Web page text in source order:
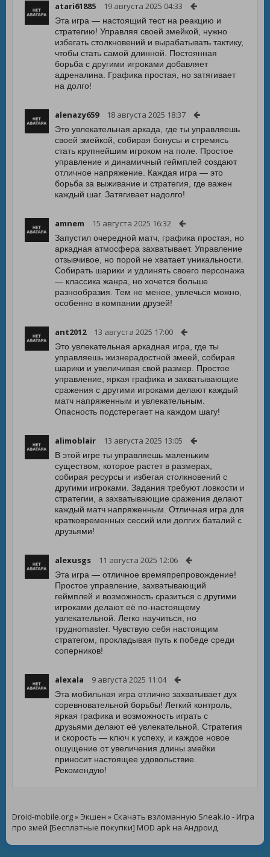
atari61885 19 августа 2025 04:33
Эта игра — настоящий тест на реакцию и
стратегию! Управляя своей змейкой, нужно
избегать столкновений и вырабатывать тактику,
чтобы стать самой длинной. Постоянная
борьба с другими игроками добавляет
адреналина. Графика простая, но затягивает
на долго!
alenazy659 18 августа 2025 18:37
Это увлекательная аркада, где ты управляешь
своей змейкой, собирая бонусы и стремясь
стать крупнейшим игроком на поле. Простое
управление и динамичный геймплей создают
отличное напряжение. Каждая игра — это
борьба за выживание и стратегия, где важен
каждый шаг. Затягивает надолго!
amnem 15 августа 2025 16:32
Запустил очередной матч, графика простая, но
аркадная атмосфера захватывает. Управление
отзывчивое, но порой не хватает уникальности.
Собирать шарики и удлинять своего персонажа
— классика жанра, но хочется больше
разнообразия. Тем не менее, увлечься можно,
особенно в компании друзей!
ant2012 13 августа 2025 17:00
Это увлекательная аркадная игра, где ты
управляешь жизнерадостной змеей, собирая
шарики и увеличивая свой размер. Простое
управление, яркая графика и захватывающие
сражения с другими игроками делают каждый
матч напряженным и увлекательным.
Опасность подстерегает на каждом шагу!
alimoblair 13 августа 2025 13:05
В этой игре ты управляешь маленьким
существом, которое растет в размерах,
собирая ресурсы и избегая столкновений с
другими игроками. Задания требуют ловкости и
стратегии, а захватывающие сражения делают
каждый матч напряженным. Отличная игра для
кратковременных сессий или долгих баталий с
друзьями!
alexusgs 11 августа 2025 12:06
Эта игра — отличное времяпрепровождение!
Простое управление, захватывающий
геймплей и возможность сразиться с другими
игроками делают её по-настоящему
увлекательной. Легко научиться, но
трудноmaster. Чувствую себя настоящим
стратегом, прокладывая путь к победе среди
соперников!
alexala 9 августа 2025 11:04
Эта мобильная игра отлично захватывает дух
соревновательной борьбы! Легкий контроль,
яркая графика и возможность играть с
друзьями делают её увлекательной. Стратегия
и скорость — ключ к успеху, и каждое новое
ощущение от увеличения длины змейки
приносит настоящее удовольствие.
Рекомендую!
Droid-mobile.org» Экшен » Скачать взломанную Sneak.io - Игра
про змей [Бесплатные покупки] MOD apk на Андроид